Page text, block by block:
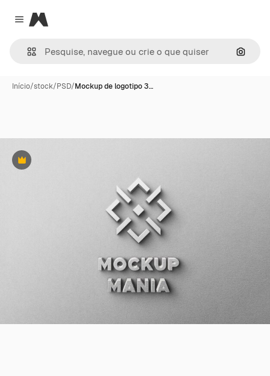
Close menu
Magnific
Início/stock/PSD/Mockup de logotipo 3…
Premium